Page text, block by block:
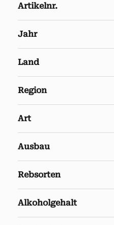
Artikelnr.
Jahr
Land
Region
Art
Ausbau
Rebsorten
Alkoholgehalt